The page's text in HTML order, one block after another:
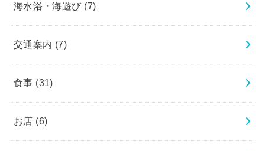
海水浴・海遊び (7)
交通案内 (7)
食事 (31)
お店 (6)